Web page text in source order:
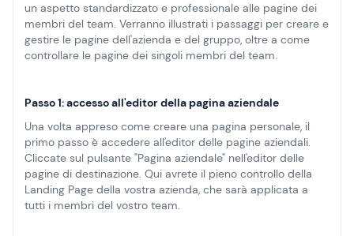
un aspetto standardizzato e professionale alle pagine dei
membri del team. Verranno illustrati i passaggi per creare e
gestire le pagine dell'azienda e del gruppo, oltre a come
controllare le pagine dei singoli membri del team.
Passo 1: accesso all'editor della pagina aziendale
Una volta appreso come creare una pagina personale, il
primo passo è accedere all'editor delle pagine aziendali.
Cliccate sul pulsante "Pagina aziendale" nell'editor delle
pagine di destinazione. Qui avrete il pieno controllo della
Landing Page della vostra azienda, che sarà applicata a
tutti i membri del vostro team.